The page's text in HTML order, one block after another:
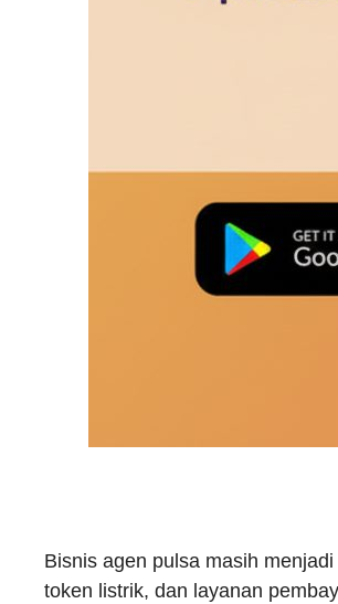
Bisnis agen pulsa masih
token listrik, dan layanan